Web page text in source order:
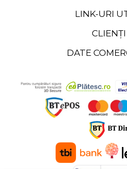
LINK-URI
CLIENȚI
DATE